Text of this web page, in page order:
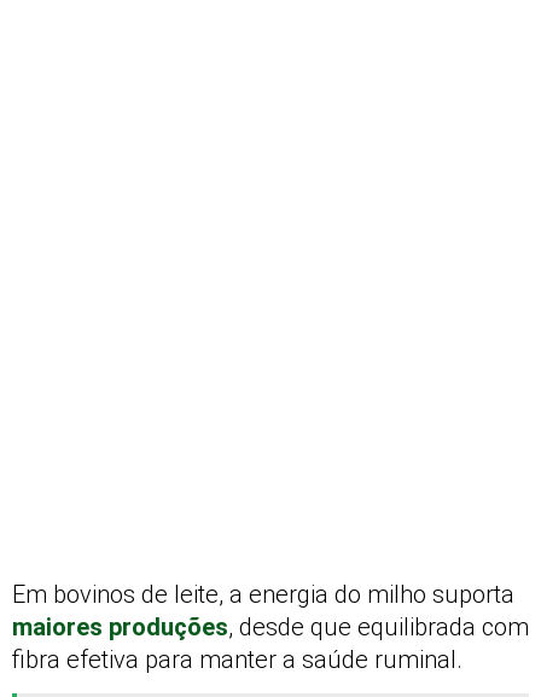
Em bovinos de leite, a energia do milho suporta
maiores produções, desde que equilibrada com
fibra efetiva para manter a saúde ruminal.